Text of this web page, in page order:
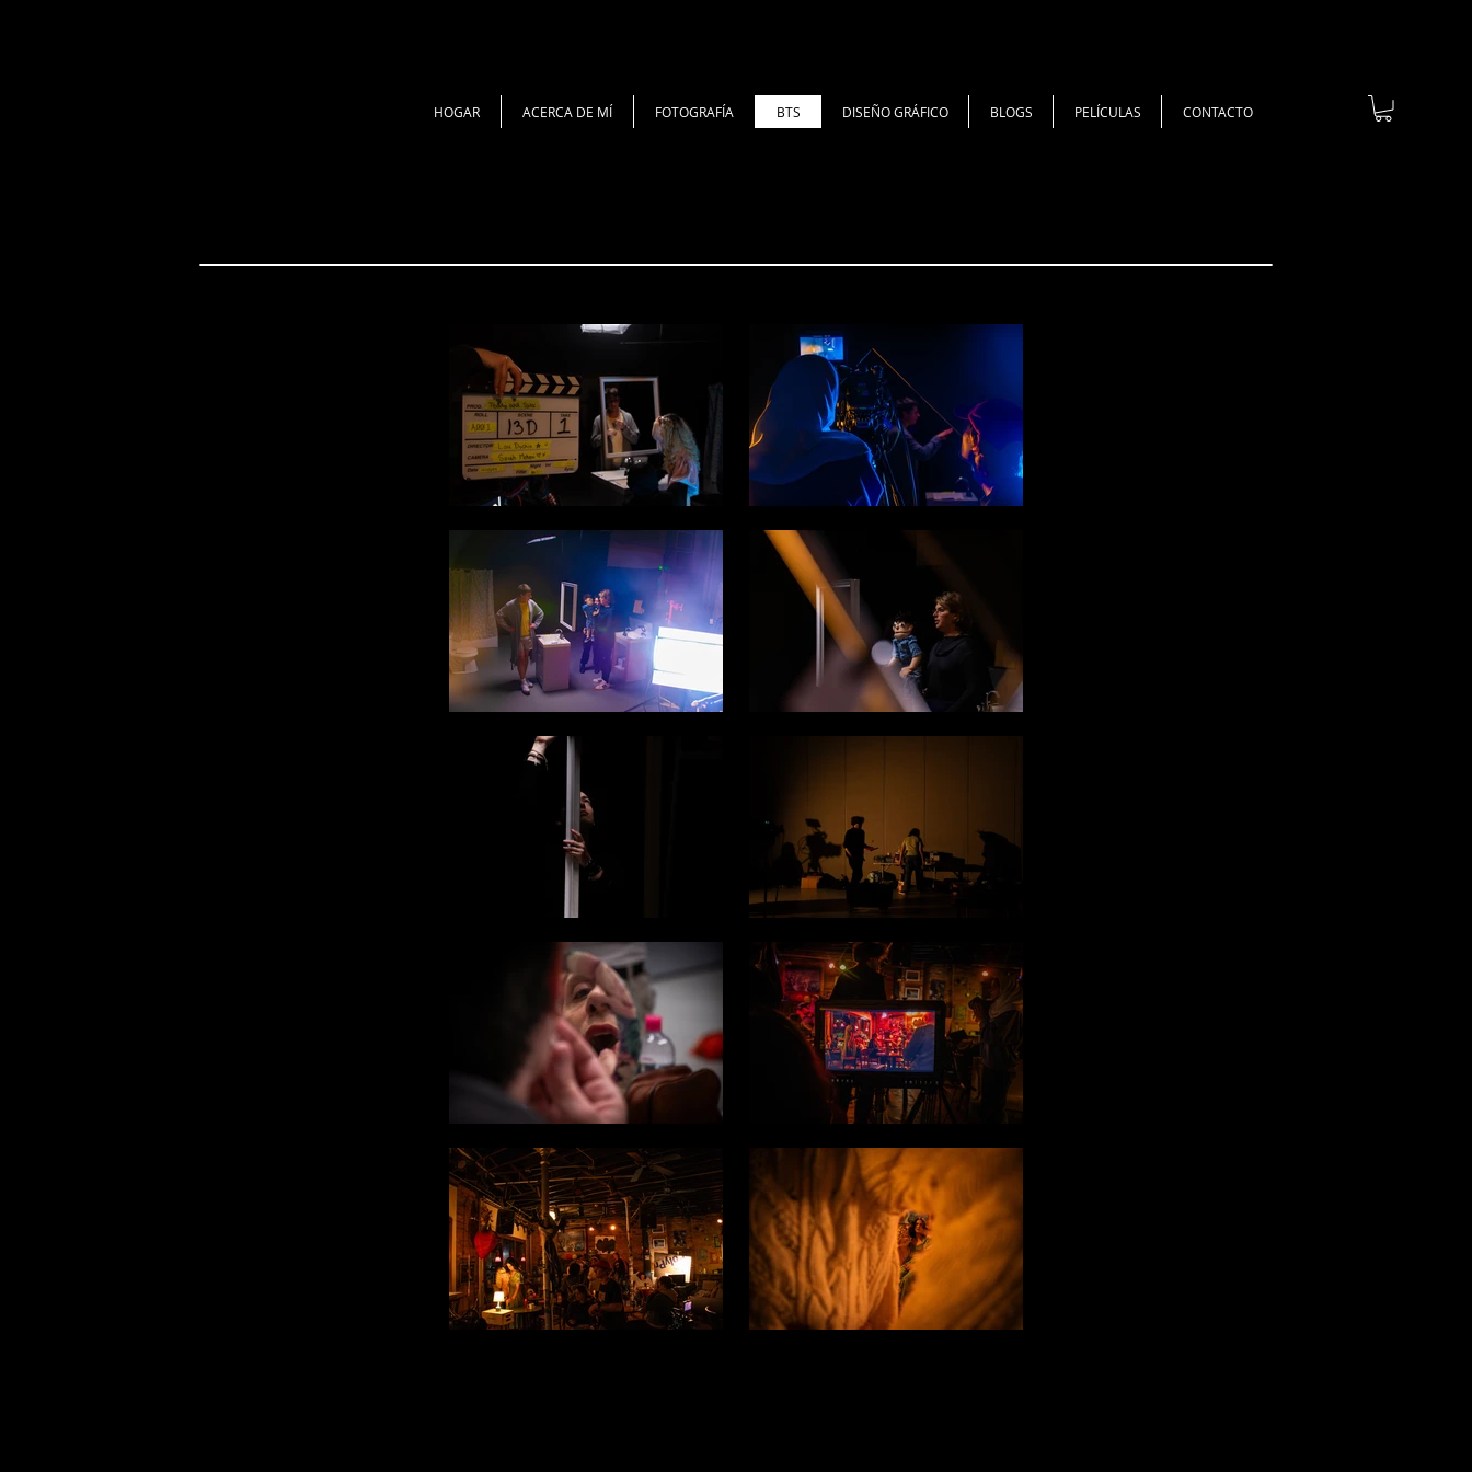
HOGAR ACERCA DE MÍ FOTOGRAFÍA BTS DISEÑO GRÁFICO BLOGS PELÍCULAS CONTACTO